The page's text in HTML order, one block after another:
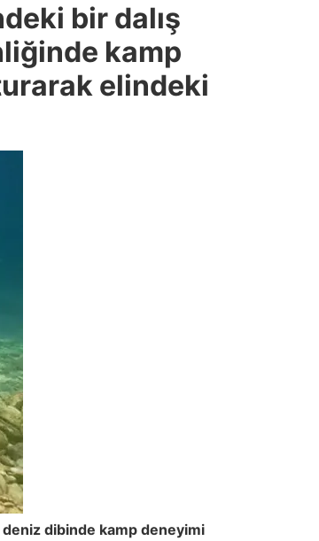
bir dalış
kamp
elindeki
dibinde kamp deneyimi